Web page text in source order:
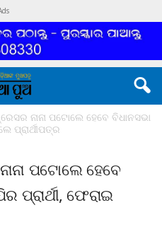
ନାନା ପଟୋଲେ ହେବେ ବିଧାନସଭା
ପ୍ରାର୍ଥୀପତ୍ର
ପଟୋଲେ ହେବେ
ପ୍ରାର୍ଥୀ, ଫେରାଇ